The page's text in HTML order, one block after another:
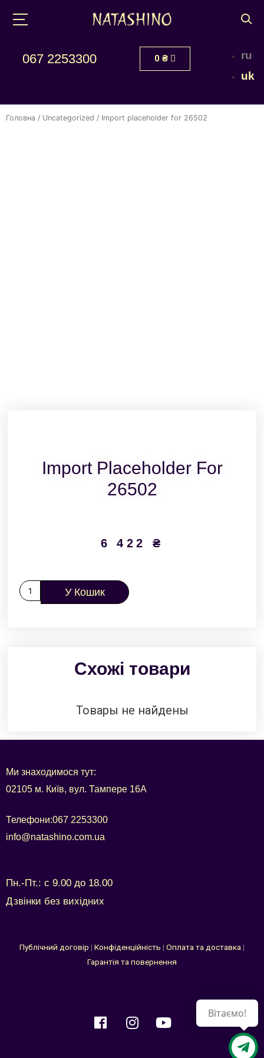
067 2253300 0 ₴
ru
uk
Головна / Uncategorized / Import placeholder for 26502
Import Placeholder For
26502
6 422 ₴
У Кошик
Схожі товари
Товары не найдены
Ми знаходимося тут:
02105 м. Київ, вул. Тампере 16А
Телефони:067 2253300
info@natashino.com.ua
Пн.-Пт.: с 9.00 до 18.00
Дзвінки без вихідних
Публічний договір | Конфіденційність | Оплата та доставка |
Гарантія та повернення
Вітаємо!